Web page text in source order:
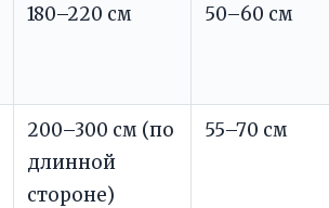
180–220 см 50–60 см
200–300 см (по
длинной
стороне)
55–70 см